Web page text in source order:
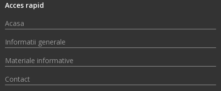
Acces rapid
Acasa
Informatii generale
Materiale informative
Contact